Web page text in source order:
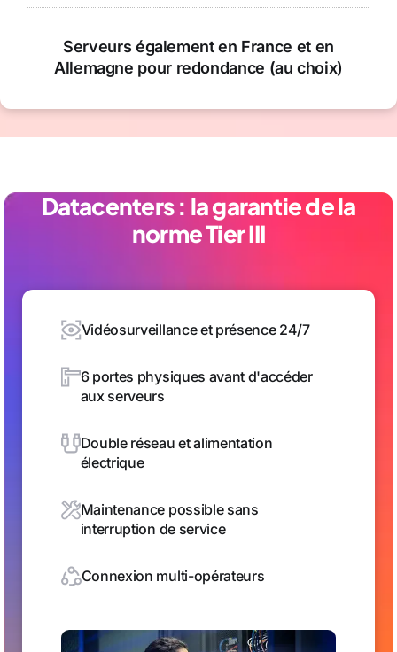
Serveurs également en France et en
Allemagne pour redondance (au choix)
Datacenters : la garantie de la
norme Tier III
Vidéosurveillance et présence 24/7
6 portes physiques avant d'accéder
aux serveurs
Double réseau et alimentation
électrique
Maintenance possible sans
interruption de service
Connexion multi-opérateurs